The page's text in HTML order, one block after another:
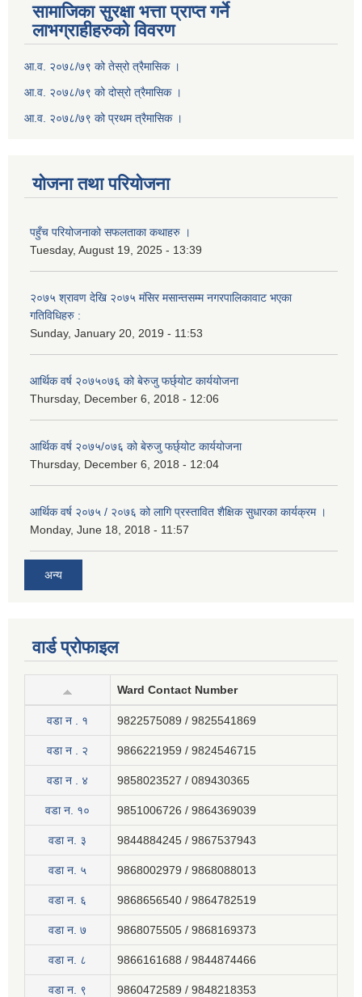
सामाजिका सुरक्षा भत्ता प्राप्त गर्ने
लाभग्राहीहरुको विवरण
आ.व. २०७८/७९ को तेस्रो त्रैमासिक ।
आ.व. २०७८/७९ को दोस्रो त्रैमासिक ।
आ.व. २०७८/७९ को प्रथम त्रैमासिक ।
योजना तथा परियोजना
पहुँच परियोजनाको सफलताका कथाहरु ।
Tuesday, August 19, 2025 - 13:39
२०७५ श्रावण देखि २०७५ मंसिर मसान्तसम्म नगरपालिकावाट भएका
गतिविधिहरु :
Sunday, January 20, 2019 - 11:53
आर्थिक वर्ष २०७५०७६ को बेरुजु फर्छ्योट कार्ययोजना
Thursday, December 6, 2018 - 12:06
आर्थिक वर्ष २०७५/०७६ को बेरुजु फर्छ्योट कार्ययोजना
Thursday, December 6, 2018 - 12:04
आर्थिक वर्ष २०७५ / २०७६ को लागि प्रस्तावित शैक्षिक सुधारका कार्यक्रम ।
Monday, June 18, 2018 - 11:57
अन्य
वार्ड प्रोफाइल
Ward Contact Number
वडा न . १ 9822575089 / 9825541869
वडा न . २ 9866221959 / 9824546715
वडा न . ४ 9858023527 / 089430365
वडा न. १० 9851006726 / 9864369039
वडा न. ३ 9844884245 / 9867537943
वडा न. ५ 9868002979 / 9868088013
वडा न. ६ 9868656540 / 9864782519
वडा न. ७ 9868075505 / 9868169373
वडा न. ८ 9866161688 / 9844874466
वडा न. ९ 9860472589 / 9848218353